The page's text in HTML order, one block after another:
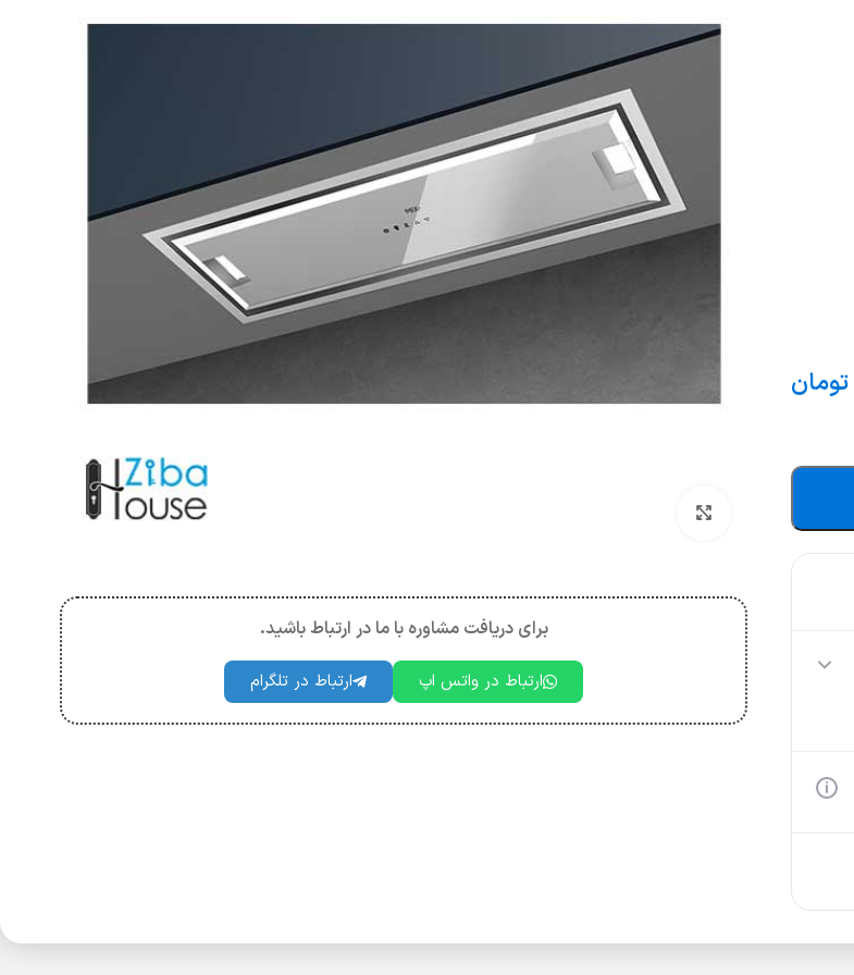
تومان
برای دریافت مشاوره با ما در ارتباط باشید.
ارتباط در واتس اپ ارتباط در تلگرام